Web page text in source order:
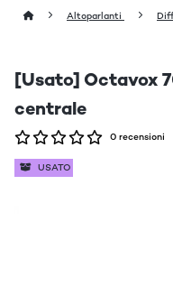
Altoparlanti
[Usato] Octavox
centrale
0 recensioni
USATO